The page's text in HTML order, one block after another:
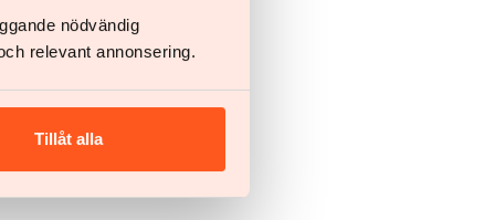
nödvändig
relevant annonsering.
Tillåt alla